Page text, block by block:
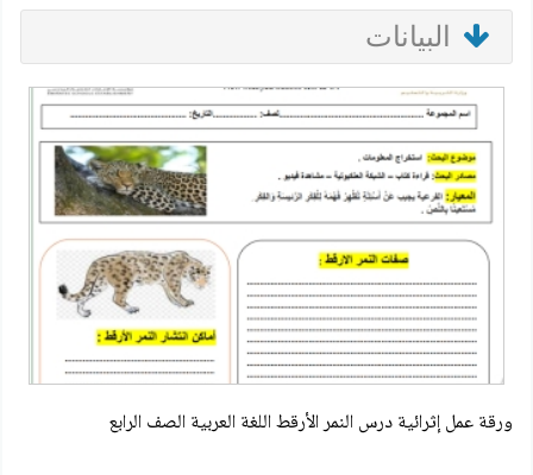
البيانات
ورقة عمل إثرائية درس النمر الأرقط اللغة العربية الصف الرابع